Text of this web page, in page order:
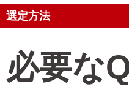
選定方法
必要な